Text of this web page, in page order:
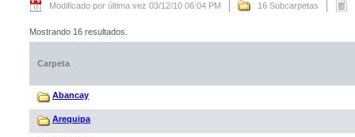
Modificado por última vez 03/12/10 06:04 PM 16 Subcarpetas
Mostrando 16 resultados.
Carpeta
Abancay
Arequipa